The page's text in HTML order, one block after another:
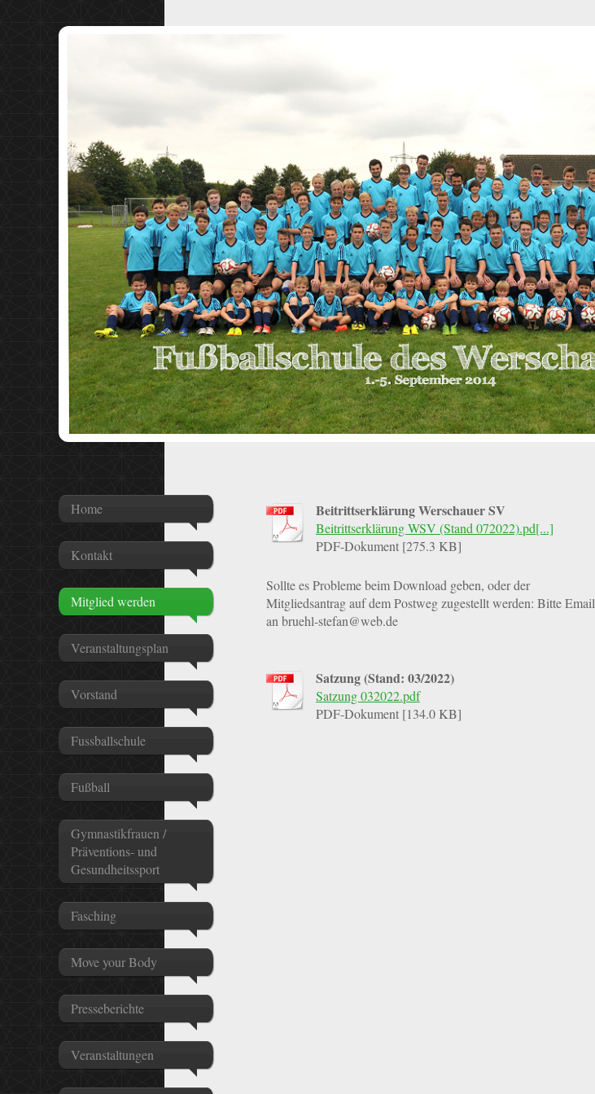
Home
Kontakt
Mitglied werden
Veranstaltungsplan
Vorstand
Fussballschule
Fußball
Gymnastikfrauen /
Präventions- und
Gesundheitssport
Fasching
Move your Body
Presseberichte
Veranstaltungen
Beitrittserklärung Werschauer SV
Beitrittserklärung WSV (Stand 072022).pd[...]
PDF-Dokument [275.3 KB]
Sollte es Probleme beim Download geben, oder der
Mitgliedsantrag auf dem Postweg zugestellt werden: Bitte Email
an bruehl-stefan@web.de
Satzung (Stand: 03/2022)
Satzung 032022.pdf
PDF-Dokument [134.0 KB]